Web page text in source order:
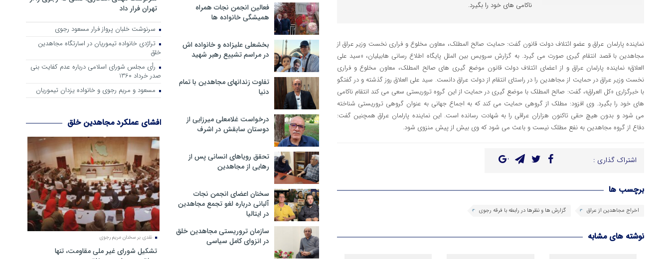
ناکامی های خود را بگیرد.
نماینده پارلمان عراق و عضو ائتلاف دولت قانون گفت: حمایت صالح المطلک، معاون مخلوع و فراری نخست وزیر عراق از
مجاهدین با قصد انتقام گیری صورت می گیرد. به گزارش سرویس بین الملل پایگاه اطلاع رسانی هابیلیان، «سید علی
العلاق» نماینده پارلمان عراق و از اعضای ائتلاف دولت قانون موضع گیری های صالح المطلک، معاون مخلوع و فراری
نخست وزیر عراق در حمایت از مجاهدین را در راستای انتقام از دولت عراق دانست. سید علی العلاق روز گذشته و در گفتگو
با خبرگزاری «کل العراق»، گفت: صالح المطلک با موضع گیری در حمایت از این گروه تروریستی سعی می کند انتقام ناکامی
های خود را بگیرد. وی افزود: مطلک از گروهی حمایت می کند که به اجماع جهانی به عنوان گروهی تروریستی شناخته
می شود و بدون هیچ حقی تاکنون هزاران عراقی را به شهادت رسانده است. این نماینده پارلمان عراق همچنین گفت:
دفاع از گروه مجاهدین به نفع مطلک نیست و باعث می شود که وی بیش از پیش منزوی شود.
اشتراک گذاری :
برچسب ها
اخراج مجاهدین از عراق گزارش ها و نظرها در رابطه با فرقه رجوی
نوشته های مشابه
فعالین انجمن نجات همراه
همیشگی خانواده ها
بخشعلی علیزاده و خانواده اش
در مراسم تشییع رهبر شهید
تفاوت زندانهای مجاهدین با تمام
دنیا
درخواست غلامعلی میرزایی از
دوستان سابقش در اشرف
تحقق رویاهای انسانی پس از
رهایی از مجاهدین
سخنان اعضای انجمن نجات
آلبانی درباره لغو تجمع مجاهدین
در ایتالیا
سازمان تروریستی مجاهدین خلق
در انزوای کامل سیاسی
تهران فرار داد
سرنوشت خلبان پرواز فرار مسعود رجوی
تراژدی خانواده تیموریان در اسارتگاه مجاهدین
خلق
رأی مجلس شورای اسلامی درباره عدم كفایت بنی
صدر خرداد 1360
مسعود و مریم رجوی و خانواده یزدان تیموریان
افشای عملکرد مجاهدین خلق
نقدی بر سخنان مریم رجوی
تشکیل شورای غیر ملی مقاومت، تنها